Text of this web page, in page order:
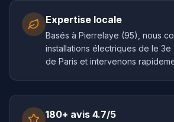
Expertise locale
Basés à Pierrelaye (95), nous
installations électriques de le 3e
de Paris et intervenons
180+ avis 4.7/5